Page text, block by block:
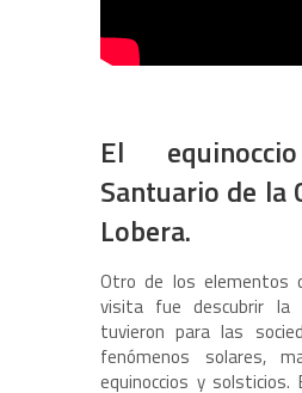
El
Santuario de la
Lobera.
Otro de los elementos
visita fue descubrir la
tuvieron para las
fenómenos solares,
equinoccios y solsticios.